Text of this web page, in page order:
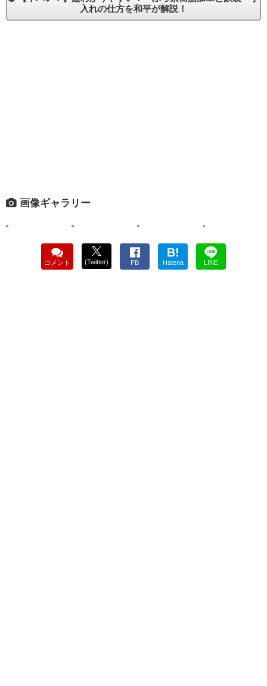
入れの仕方を和平が解説！
画像ギャラリー
コメント (Twitter) FB
B!
Hatena LINE